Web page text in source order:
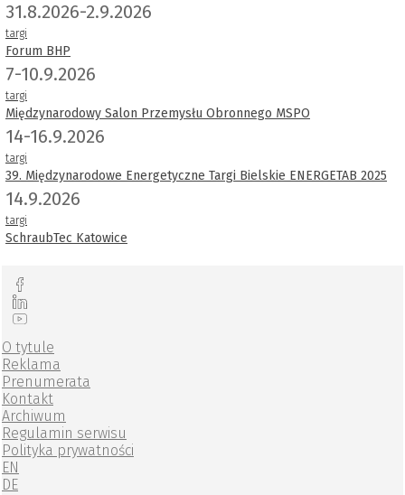
31.8.2026-2.9.2026
targi
Forum BHP
7-10.9.2026
targi
Międzynarodowy Salon Przemysłu Obronnego MSPO
14-16.9.2026
targi
39. Międzynarodowe Energetyczne Targi Bielskie ENERGETAB 2025
14.9.2026
targi
SchraubTec Katowice
O tytule
Reklama
Prenumerata
Kontakt
Archiwum
Regulamin serwisu
Polityka prywatności
EN
DE